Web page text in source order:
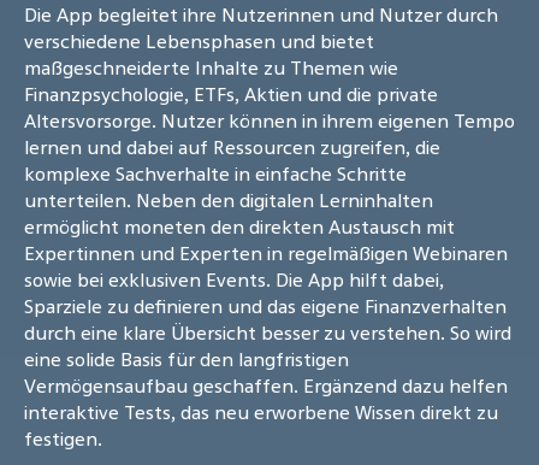
Die App begleitet ihre Nutzerinnen und Nutzer durch
verschiedene Lebensphasen und bietet
maßgeschneiderte Inhalte zu Themen wie
Finanzpsychologie, ETFs, Aktien und die private
Altersvorsorge. Nutzer können in ihrem eigenen Tempo
lernen und dabei auf Ressourcen zugreifen, die
komplexe Sachverhalte in einfache Schritte
unterteilen. Neben den digitalen Lerninhalten
ermöglicht moneten den direkten Austausch mit
Expertinnen und Experten in regelmäßigen Webinaren
sowie bei exklusiven Events. Die App hilft dabei,
Sparziele zu definieren und das eigene Finanzverhalten
durch eine klare Übersicht besser zu verstehen. So wird
eine solide Basis für den langfristigen
Vermögensaufbau geschaffen. Ergänzend dazu helfen
interaktive Tests, das neu erworbene Wissen direkt zu
festigen.